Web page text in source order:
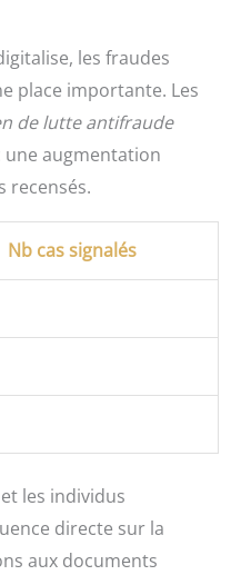
les fraudes
place importante. Les
de lutte antifraude
une augmentation
recensés.
Nb cas signalés
les individus
directe sur la
aux documents